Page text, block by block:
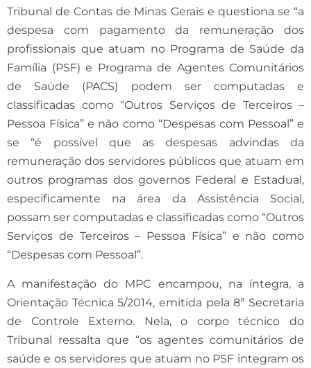
Tribunal de Contas de Minas Gerais e questiona se “a
despesa com pagamento da remuneração dos
profissionais que atuam no Programa de Saúde da
Família (PSF) e Programa de Agentes Comunitários
de Saúde (PACS) podem ser computadas e
classificadas como “Outros Serviços de Terceiros –
Pessoa Física” e não como “Despesas com Pessoal” e
se “é possível que as despesas advindas da
remuneração dos servidores públicos que atuam em
outros programas dos governos Federal e Estadual,
especificamente na área da Assistência Social,
possam ser computadas e classificadas como “Outros
Serviços de Terceiros – Pessoa Física” e não como
“Despesas com Pessoal”.
A manifestação do MPC encampou, na íntegra, a
Orientação Técnica 5/2014, emitida pela 8ª Secretaria
de Controle Externo. Nela, o corpo técnico do
Tribunal ressalta que “os agentes comunitários de
saúde e os servidores que atuam no PSF integram os